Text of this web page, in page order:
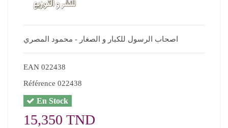
اصحاب الرسول للكبار و الصغار - محمود المصري
EAN 022438
Référence 022438
En Stock
15,350 TND